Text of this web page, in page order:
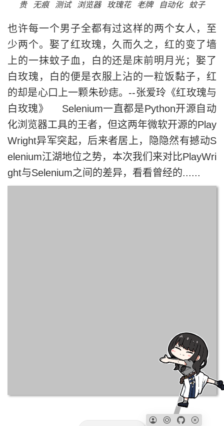
贵
无痕 测试 浏览器 玫瑰花 老牌 自动化 蚊子
也许每一个男子全都有过这样的两个女人，至
少两个。娶了红玫瑰，久而久之，红的变了墙
上的一抹蚊子血，白的还是床前明月光；娶了
白玫瑰，白的便是衣服上沾的一粒饭黏子，红
的却是心口上一颗朱砂痣。--张爱玲《红玫瑰与
白玫瑰》 Selenium一直都是Python开源自动
化浏览器工具的王者，但这两年微软开源的Play
Wright异军突起，后来者居上，隐隐然有撼动S
elenium江湖地位之势，本次我们来对比PlayWri
ght与Selenium之间的差异，看看曾经的......